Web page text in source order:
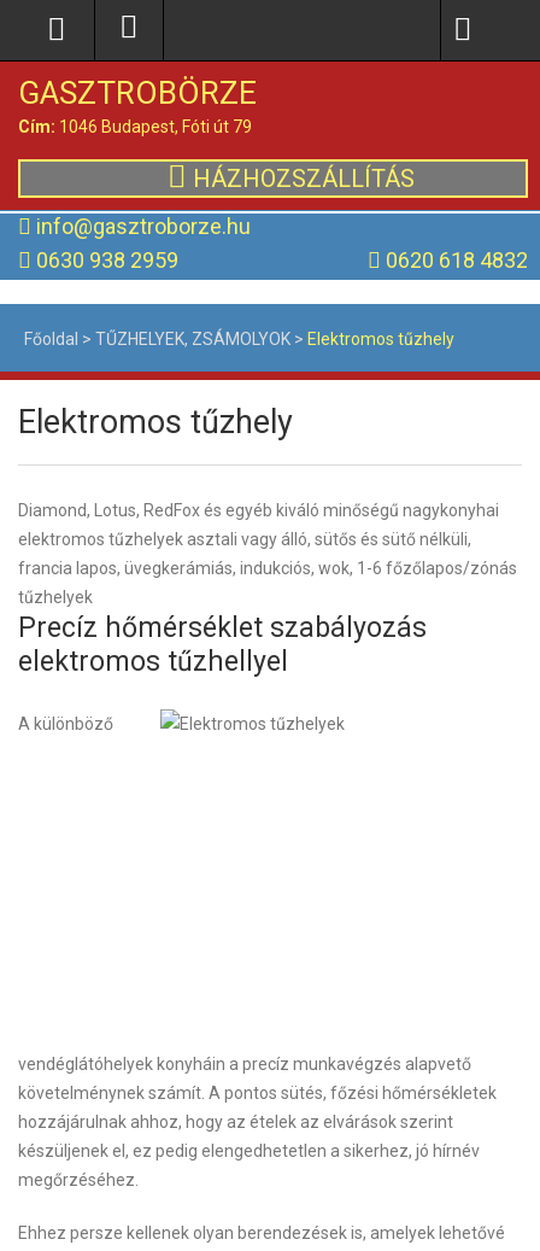
GASZTROBÖRZE
Cím: 1046 Budapest, Fóti út 79
HÁZHOZSZÁLLÍTÁS
info@gasztroborze.hu
0630 938 2959
0620 618 4832
Főoldal > TŰZHELYEK, ZSÁMOLYOK > Elektromos tűzhely
Elektromos tűzhely
Diamond, Lotus, RedFox és egyéb kiváló minőségű nagykonyhai
elektromos tűzhelyek asztali vagy álló, sütős és sütő nélküli,
francia lapos, üvegkerámiás, indukciós, wok, 1-6 főzőlapos/zónás
tűzhelyek
Precíz hőmérséklet szabályozás
elektromos tűzhellyel
A különböző
vendéglátóhelyek konyháin a precíz munkavégzés alapvető
követelménynek számít. A pontos sütés, főzési hőmérsékletek
hozzájárulnak ahhoz, hogy az ételek az elvárások szerint
készüljenek el, ez pedig elengedhetetlen a sikerhez, jó hírnév
megőrzéséhez.
Ehhez persze kellenek olyan berendezések is, amelyek lehetővé